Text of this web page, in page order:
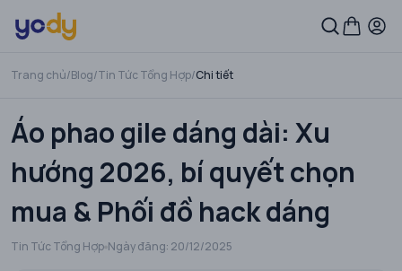
Trang chủ/Blog/Tin Tức Tổng Hợp/Chi tiết
Áo phao gile dáng dài: Xu
hướng 2026, bí quyết chọn
mua & Phối đồ hack dáng
Tin Tức Tổng Hợp Ngày đăng: 20/12/2025